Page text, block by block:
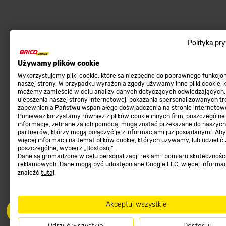
Polityka
Używamy plików cookie
Wykorzystujemy pliki cookie, które są niezbędne do poprawnego
naszej strony. W przypadku wyrażenia zgody używamy inne pliki cookie,
możemy zamieścić w celu analizy danych dotyczących odwiedzających,
ulepszenia naszej strony internetowej, pokazania spersonalizowanych
zapewnienia Państwu wspaniałego doświadczenia na stronie
Ponieważ korzystamy również z plików cookie innych firm, poszczególne
informacje, zebrane za ich pomocą, mogą zostać przekazane do naszych
partnerów, którzy mogą połączyć je z informacjami już posiadanymi.
więcej informacji na temat plików cookie, których używamy, lub udzielić
poszczególne, wybierz „Dostosuj”.
Dane są gromadzone w celu personalizacji reklam i pomiaru
reklamowych. Dane mogą być udostępniane Google LLC, więcej
znaleźć tutaj.
Akceptuj wszystkie
Meble ogrodowe
Kosiarki, kosy, podkaszarki
Narzędzia do pielęgnacji gleby
Materiały budowlane
Tarasy, ścieżki, podjazdy
Podłoża i ziemie do ogrodu
Karma dla psa
Ogród
Farby wewnętrzne białe
Elektronarzędzia
Sklep
Zwroty sklep
Program lojalnościowy
Aplikacja Mobilna
Strefa Marek
Zgłoś błąd
FAQ
Prawny obowiązek
Regulaminy